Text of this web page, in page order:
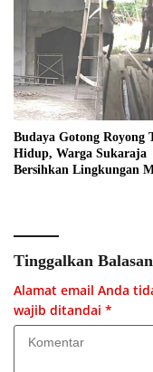
Budaya Gotong Royong
Hidup, Warga Sukaraja
Bersihkan Lingkungan
Tinggalkan Balasan
Alamat email Anda
wajib ditandai *